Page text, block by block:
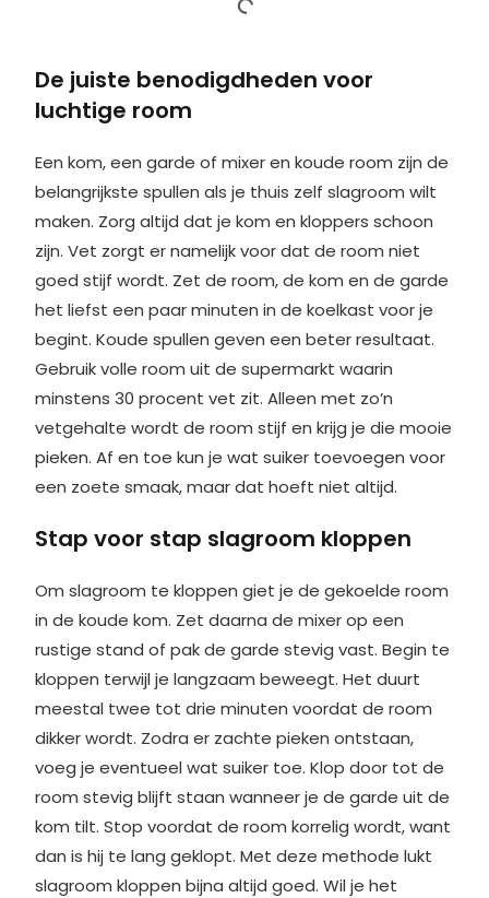
De juiste benodigdheden voor
luchtige room
Een kom, een garde of mixer en koude room zijn de
belangrijkste spullen als je thuis zelf slagroom wilt
maken. Zorg altijd dat je kom en kloppers schoon
zijn. Vet zorgt er namelijk voor dat de room niet
goed stijf wordt. Zet de room, de kom en de garde
het liefst een paar minuten in de koelkast voor je
begint. Koude spullen geven een beter resultaat.
Gebruik volle room uit de supermarkt waarin
minstens 30 procent vet zit. Alleen met zo’n
vetgehalte wordt de room stijf en krijg je die mooie
pieken. Af en toe kun je wat suiker toevoegen voor
een zoete smaak, maar dat hoeft niet altijd.
Stap voor stap slagroom kloppen
Om slagroom te kloppen giet je de gekoelde room
in de koude kom. Zet daarna de mixer op een
rustige stand of pak de garde stevig vast. Begin te
kloppen terwijl je langzaam beweegt. Het duurt
meestal twee tot drie minuten voordat de room
dikker wordt. Zodra er zachte pieken ontstaan,
voeg je eventueel wat suiker toe. Klop door tot de
room stevig blijft staan wanneer je de garde uit de
kom tilt. Stop voordat de room korrelig wordt, want
dan is hij te lang geklopt. Met deze methode lukt
slagroom kloppen bijna altijd goed. Wil je het